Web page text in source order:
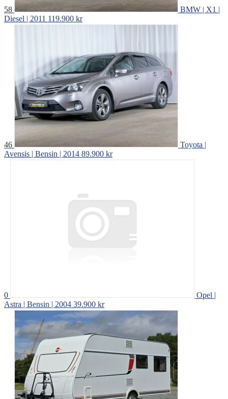
58
BMW | X1 |
Diesel | 2011 119.900 kr
46
Toyota |
Avensis | Bensin | 2014 89.900 kr
0
Opel |
Astra | Bensin | 2004 39.900 kr